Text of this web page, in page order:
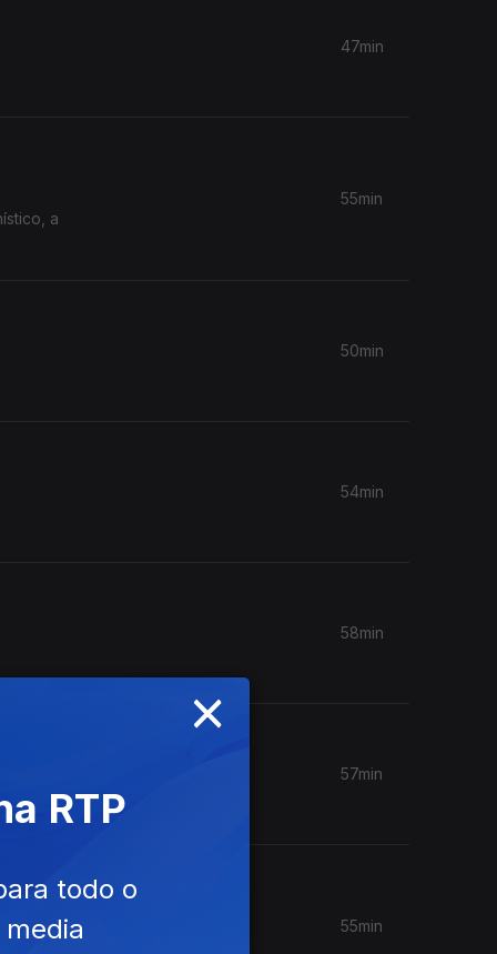
47min
55min
50min
54min
58min
57min
55min
×
RTP
todo o